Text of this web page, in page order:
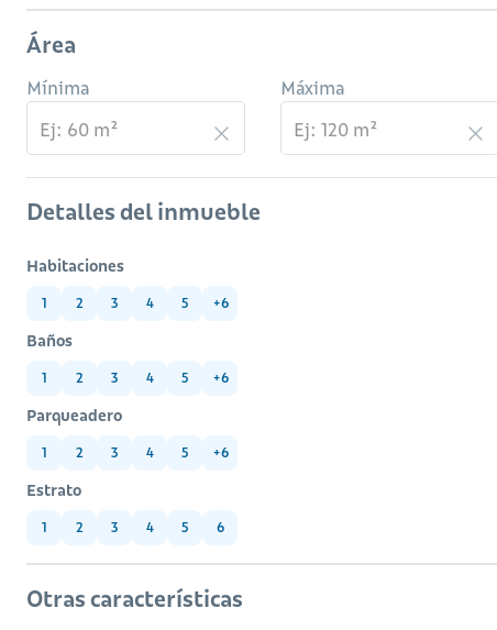
Área
Mínima Máxima
Detalles del inmueble
Habitaciones
1 2 3 4 5 +6
Baños
1 2 3 4 5 +6
Parqueadero
1 2 3 4 5 +6
Estrato
1 2 3 4 5 6
Otras características